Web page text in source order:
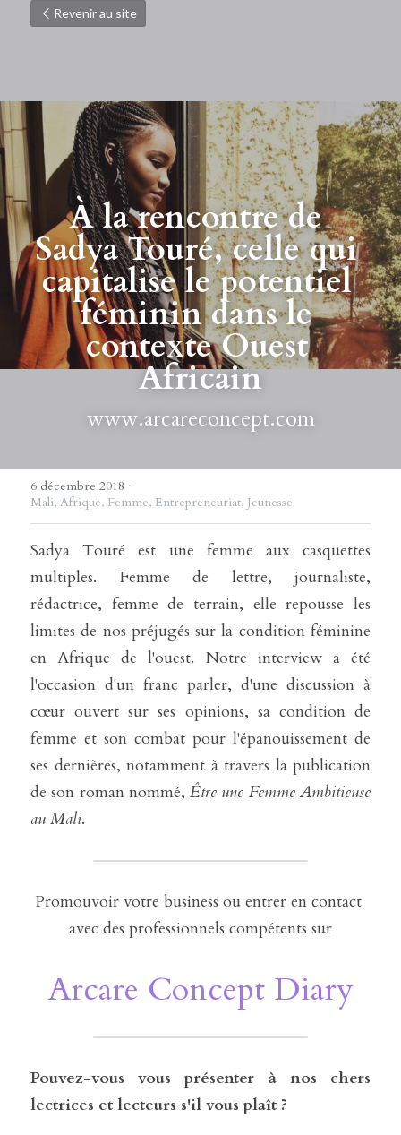
Revenir au site
À la rencontre de
Sadya Touré, celle qui
capitalise le potentiel
féminin dans le
contexte Ouest
Africain
www.arcareconcept.com
6 décembre 2018 ·
Mali, Afrique, Femme, Entrepreneuriat, Jeunesse
Sadya Touré est une femme aux casquettes
multiples. Femme de lettre, journaliste,
rédactrice, femme de terrain, elle repousse les
limites de nos préjugés sur la condition féminine
en Afrique de l'ouest. Notre interview a été
l'occasion d'un franc parler, d'une discussion à
cœur ouvert sur ses opinions, sa condition de
femme et son combat pour l'épanouissement de
ses dernières, notamment à travers la publication
de son roman nommé, Être une Femme Ambitieuse
au Mali.
Promouvoir votre business ou entrer en contact
avec des professionnels compétents sur
Arcare Concept Diary
Pouvez-vous vous présenter à nos chers
lectrices et lecteurs s'il vous plaît ?